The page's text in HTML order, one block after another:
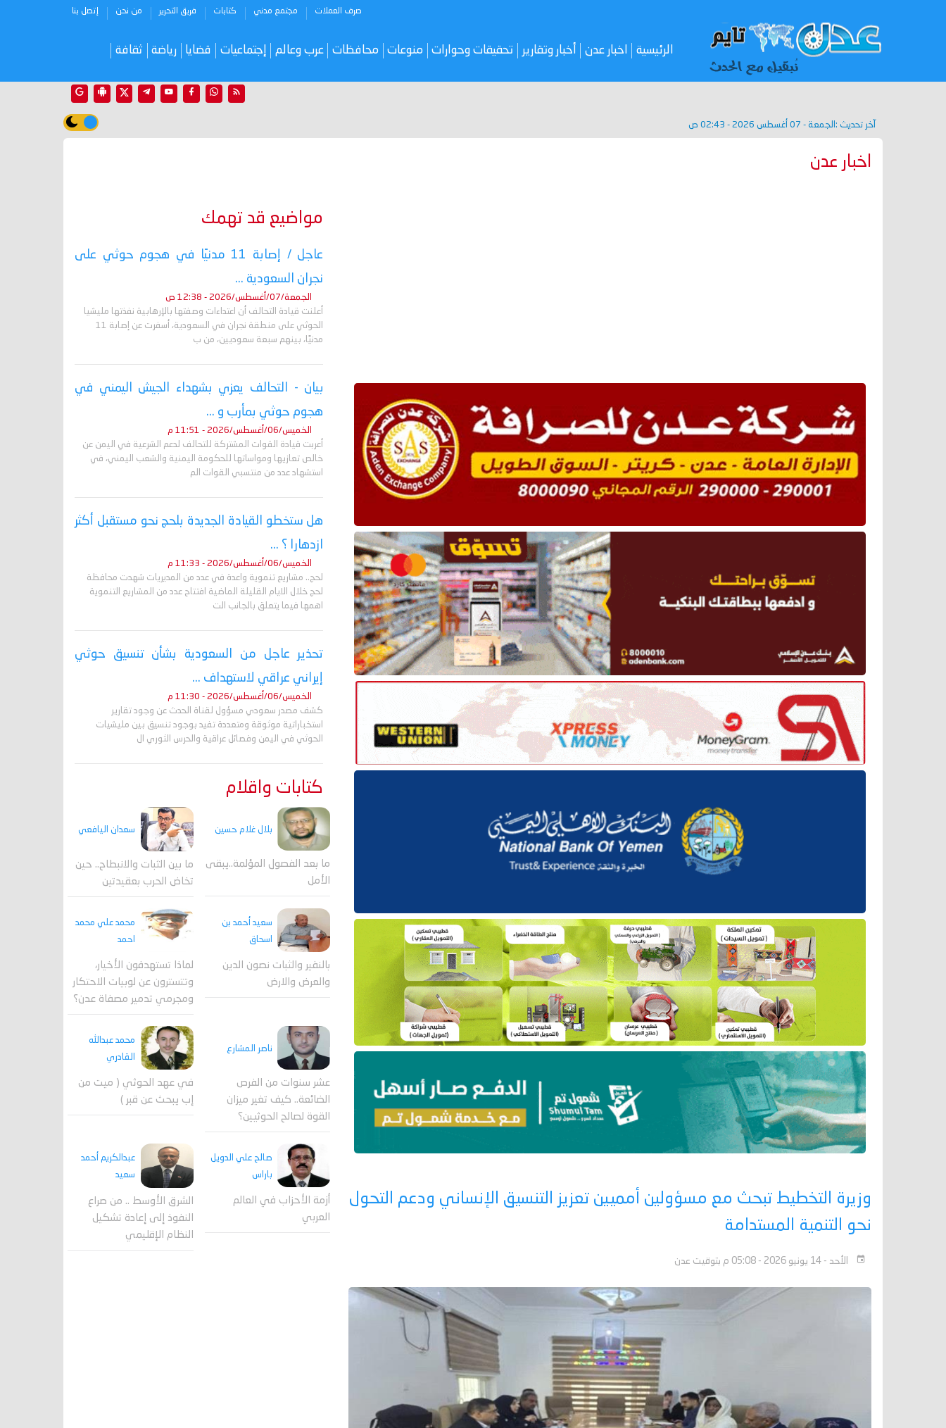
صرف العملات مجتمع مدني كتابات فريق التحرير من نحن إتصل بنا
الرئيسية اخبار عدن أخبار وتقارير تحقيقات وحوارات منوعات محافظات عرب وعالم إجتماعيات قضايا رياضة ثقافة
آخر تحديث : الجمعة - 07 أغسطس 2026 - 02:43 ص
اخبار عدن
وزيرة التخطيط تبحث مع مسؤولين أمميين تعزيز التنسيق الإنساني ودعم التحول
نحو التنمية المستدامة
الأحد - 14 يونيو 2026 - 05:08 م بتوقيت عدن
مواضيع قد تهمك
عاجل / إصابة 11 مدنيًا في هجوم حوثي على
نجران السعودية ...
الجمعة/07/أغسطس/2026 - 12:38 ص
أعلنت قيادة التحالف أن اعتداءات وصفتها بالإرهابية نفذتها مليشيا
الحوثي على منطقة نجران في السعودية، أسفرت عن إصابة 11
مدنيًا، بينهم سبعة سعوديين، من ب
بيان - التحالف يعزي بشهداء الجيش اليمني في
هجوم حوثي بمأرب و ...
الخميس/06/أغسطس/2026 - 11:51 م
أعربت قيادة القوات المشتركة للتحالف لدعم الشرعية في اليمن عن
خالص تعازيها ومواساتها للحكومة اليمنية والشعب اليمني، في
استشهاد عدد من منتسبي القوات الم
هل ستخطو القيادة الجديدة بلحج نحو مستقبل أكثر
ازدهارا ؟ ...
الخميس/06/أغسطس/2026 - 11:33 م
لحج.. مشاريع تنموية واعدة في عدد من المديريات شهدت محافظة
لحج خلال الايام القليلة الماضية افتتاح عدد من المشاريع التنموية
اهمها فيما يتعلق بالجانب الت
تحذير عاجل من السعودية بشأن تنسيق حوثي
إيراني عراقي لاستهداف ...
الخميس/06/أغسطس/2026 - 11:30 م
كشف مصدر سعودي مسؤول لقناة الحدث عن وجود تقارير
استخباراتية موثوقة ومتعددة تفيد بوجود تنسيق بين مليشيات
الحوثي في اليمن وفصائل عراقية والحرس الثوري ال
كتابات واقلام
بلال غلام حسين
ما بعد الفصول المؤلمة..يبقى
الأمل
سعدان اليافعي
ما بين الثبات والانبطاح.. حين
تخاض الحرب بعقيدتين
سعيد أحمد بن
اسحاق
بالنفير والثبات نصون الدين
والعرض والارض
محمد علي محمد
احمد
لماذا تستهدفون الأخيار،
وتتسترون عن لوبيات الاحتكار
ومجرمي تدمير مصفاة عدن؟
ناصر المشارع
عشر سنوات من الفرص
الضائعة.. كيف تغير ميزان
القوة لصالح الحوثيين؟
محمد عبدالله
القادري
في عهد الحوثي ( ميت من
إب يبحث عن قبر )
صالح علي الدويل
باراس
أزمة الأحزاب في العالم
العربي
عبدالكريم أحمد
سعيد
الشرق الأوسط .. من صراع
النفوذ إلى إعادة تشكيل
النظام الإقليمي